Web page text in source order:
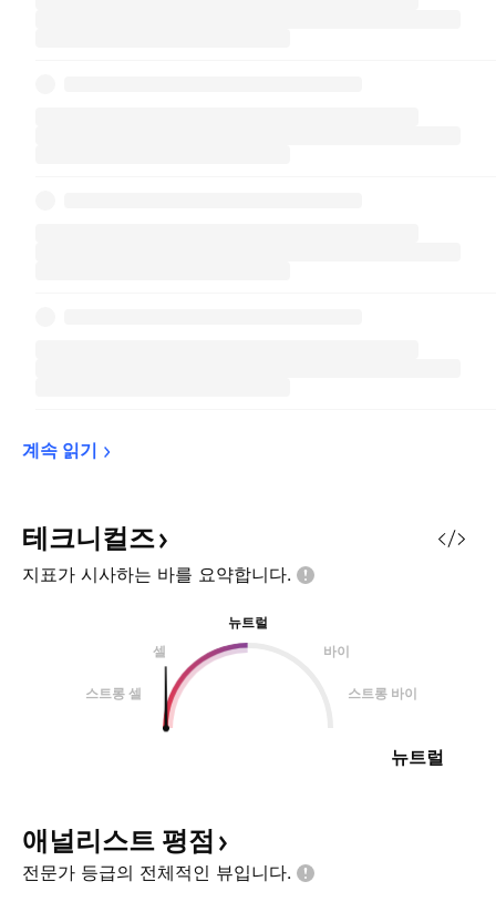
계속 읽기
테크니컬즈
지표가 시사하는 바를 요약합니다.
뉴트럴
셀
바이
스트롱 셀 스트롱 바이
뉴트럴
애널리스트 평점
전문가 등급의 전체적인 뷰입니다.